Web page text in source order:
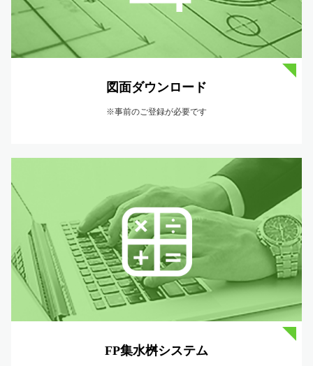
図面ダウンロード
※事前のご登録が必要です
FP集水桝システム